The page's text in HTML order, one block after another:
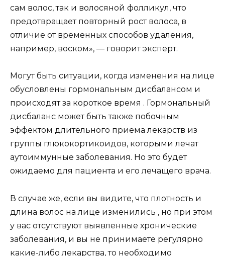
сам волос, так и волосяной фолликул, что
предотвращает повторный рост волоса, в
отличие от временных способов удаления,
например, воском», — говорит эксперт.
Могут быть ситуации, когда изменения на лице
обусловлены гормональным дисбалансом и
происходят за короткое время . Гормональный
дисбаланс может быть также побочным
эффектом длительного приема лекарств из
группы глюкокортикоидов, которыми лечат
аутоиммунные заболевания. Но это будет
ожидаемо для пациента и его лечащего врача.
В случае же, если вы видите, что плотность и
длина волос на лице изменились , но при этом
у вас отсутствуют выявленные хронические
заболевания, и вы не принимаете регулярно
какие-либо лекарства, то необходимо